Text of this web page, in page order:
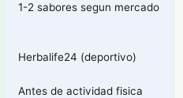
1-2 sabores segun mercado
Herbalife24 (deportivo)
Antes de actividad fisica